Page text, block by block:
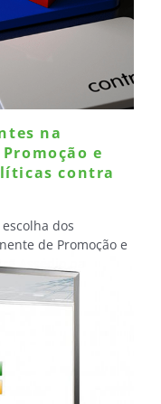
na
e
contra
dos
de Promoção e
Assédio na
inscrições de
Data da eleição: